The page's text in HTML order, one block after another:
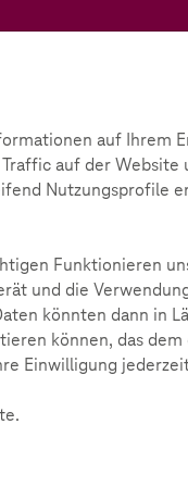
Buzzer
erleben, wie schwer
auf Ihrem
auf der Website
Nutzungsprofile
Funktionieren
und die
könnten dann in
können, das
Einwilligung